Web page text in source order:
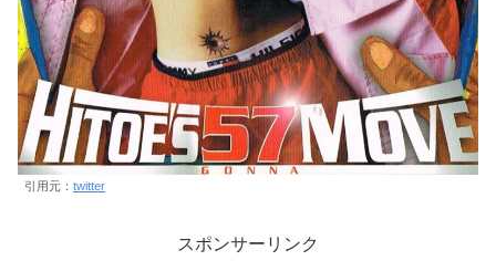
引用元： twitter
スポンサーリンク